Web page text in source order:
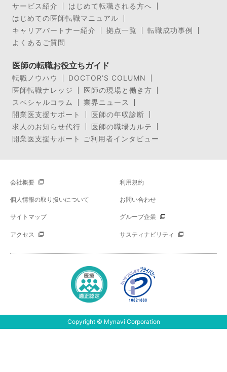
サービス紹介
はじめて転職される方へ
はじめての医師転職マニュアル
キャリアパートナー紹介
拠点一覧
転職成功事例
よくあるご質問
医師の転職お役立ちガイド
転職ノウハウ
DOCTOR’S COLUMN
医師転職ナレッジ
医師の現場と働き方
スペシャルコラム
業界ニュース
開業医支援サポート
医師の年収診断
求人のお知らせ代行
医師の職場カルテ
開業医支援サポート ご利用者インタビュー
会社概要 利用規約
個人情報の取り扱いについて お問い合わせ
サイトマップ グループ企業
アクセス サスティナビリティ
Copyright © Mynavi Corporation